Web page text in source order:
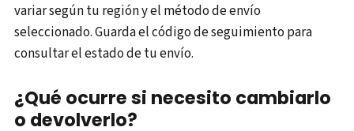
variar según tu región y el método de envío
seleccionado. Guarda el código de seguimiento para
consultar el estado de tu envío.
¿Qué ocurre si necesito cambiarlo
o devolverlo?